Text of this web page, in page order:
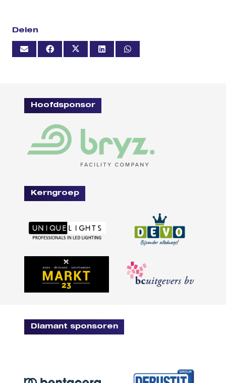
Delen
Hoofdsponsor
Kerngroep
Diamant sponsoren